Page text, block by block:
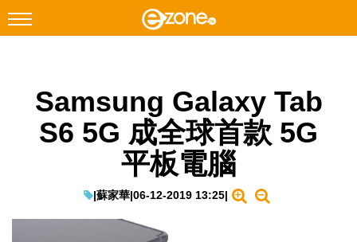
Facebook Instagram
科技焦點
教學評測
Samsung Galaxy Tab
S6 5G 成全球首款 5G
平板電腦
|蘇家華|06-12-2019 13:25|